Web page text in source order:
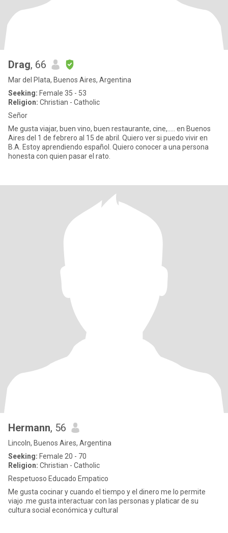
Drag, 66
Mar del Plata, Buenos Aires, Argentina
Seeking: Female 35 - 53
Religion: Christian - Catholic
Señor
Me gusta viajar, buen vino, buen restaurante, cine,..... en Buenos
Aires del 1 de febrero al 15 de abril. Quiero ver si puedo vivir en
B.A. Estoy aprendiendo español. Quiero conocer a una persona
honesta con quien pasar el rato.
Hermann, 56
Lincoln, Buenos Aires, Argentina
Seeking: Female 20 - 70
Religion: Christian - Catholic
Respetuoso Educado Empatico
Me gusta cocinar y cuando el tiempo y el dinero me lo permite
viajo .me gusta interactuar con las personas y platicar de su
cultura social económica y cultural